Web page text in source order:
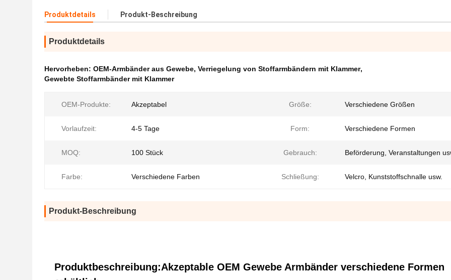
Produktdetails Produkt-Beschreibung
Produktdetails
Hervorheben: OEM-Armbänder aus Gewebe, Verriegelung von Stoffarmbändern mit Klammer,
Gewebte Stoffarmbänder mit Klammer
OEM-Produkte: Akzeptabel Größe: Verschiedene Größen
Vorlaufzeit: 4-5 Tage Form: Verschiedene Formen
MOQ: 100 Stück Gebrauch: Beförderung, Veranstaltungen
Farbe: Verschiedene Farben Schließung: Velcro, Kunststoffschnalle usw.
Produkt-Beschreibung
Produktbeschreibung:Akzeptable OEM Gewebe Armbänder verschiedene Formen